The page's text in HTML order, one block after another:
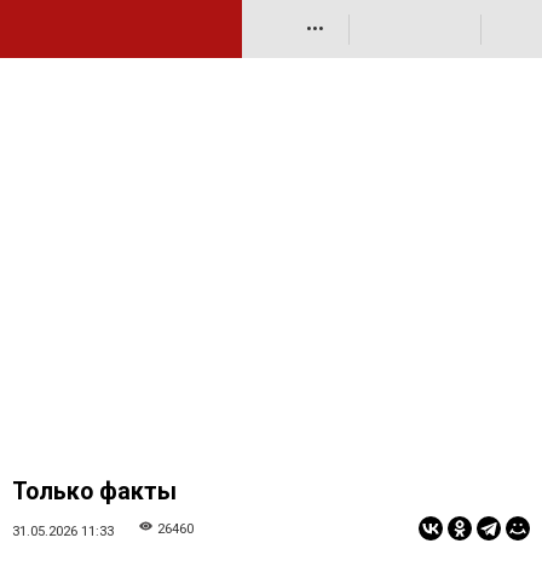
•••
Только факты
31.05.2026 11:33 26460